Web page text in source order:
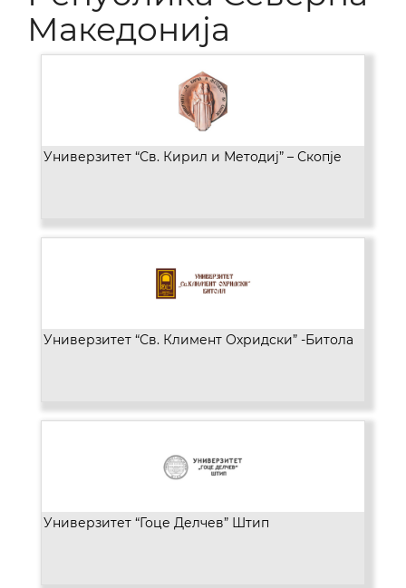
Македонија
Универзитет “Св. Кирил и Методиј” – Скопје
Универзитет “Св. Климент Охридски” -Битола
Универзитет “Гоце Делчев” Штип